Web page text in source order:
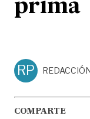
prima
RP
COMPARTE